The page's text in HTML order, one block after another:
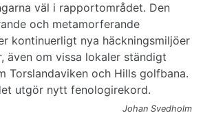
väl i rapportområdet. Den
och metamorferande
kontinuerligt nya häcknings­miljöer
även om vissa lokaler ständigt
Torslandaviken och Hills golfbana.
utgör nytt fenologi­rekord.
Johan Svedholm